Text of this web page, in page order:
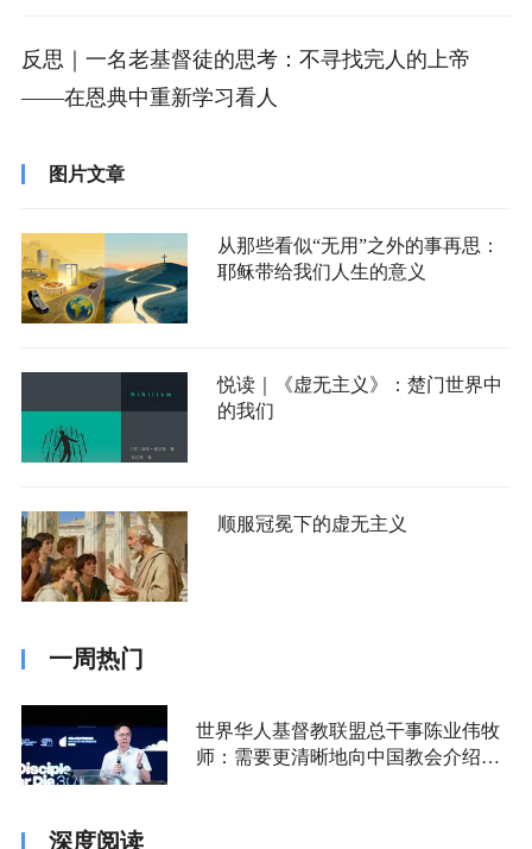
反思｜一名老基督徒的思考：不寻找完人的上帝
——在恩典中重新学习看人
图片文章
从那些看似“无用”之外的事再思：
耶稣带给我们人生的意义
悦读｜《虚无主义》：楚门世界中
的我们
顺服冠冕下的虚无主义
一周热门
世界华人基督教联盟总干事陈业伟牧
师：需要更清晰地向中国教会介绍福
深度阅读